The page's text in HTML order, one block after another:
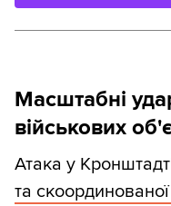
Масштабні
військових
Атака у
та скоординованої